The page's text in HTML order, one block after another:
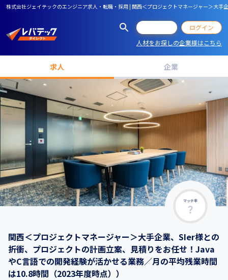
株式会社ジェイテックのエンジニア求人・転職・採用 | 関西＜プロジェクトマネージャー＞大
ログイン
人材をお探しの企業様はこちら
求人 企業
マッチ率
関西＜プロジェクトマネージャー＞大手企業、SIer様との
折衝、プロジェクトの計画立案、見積りをお任せ！Java
やC言語での開発経験が活かせる業務／月の平均残業時間
は10.8時間（2023年度時点））